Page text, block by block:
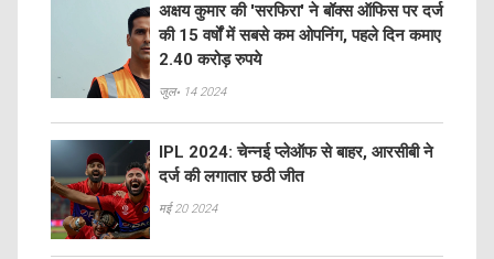
अक्षय कुमार की 'सरफिरा' ने बॉक्स ऑफिस पर दर्ज
की 15 वर्षों में सबसे कम ओपनिंग, पहले दिन कमाए
2.40 करोड़ रुपये
जुल॰ 14 2024
IPL 2024: चेन्नई प्लेऑफ से बाहर, आरसीबी ने
दर्ज की लगातार छठी जीत
मई 20 2024